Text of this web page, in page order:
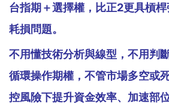
台指期＋選擇權，比正2更具槓
耗損問題。
不用懂技術分析與線型，不用判
循環操作期權，不管市場多空或
控風險下提升資金效率、加速部